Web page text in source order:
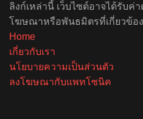
ลิงก์เหล่านี้ เว็บไซต์อาจได้รับค่
โฆษณาหรือพันธมิตรที่เกี่ยวข้อง
Home
เกี่ยวกับเรา
นโยบายความเป็นส่วนตัว
ลงโฆษณากับแพทโซนิค